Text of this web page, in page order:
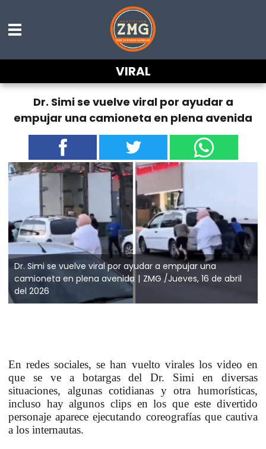
VIRAL
Dr. Simi se vuelve viral por ayudar a
empujar una camioneta en plena avenida
Dr. Simi se vuelve viral por ayudar a empujar una
camioneta en plena avenida
ZMG /Jueves, 16 de abril
del 2026
En redes sociales, se han vuelto virales los video en
que se ve a botargas del Dr. Simi en diversas
situaciones, algunas cotidianas y otra humorísticas,
incluso hay algunos clips en los que este divertido
personaje aparece ejecutando coreografías que cautiva
a los internautas.